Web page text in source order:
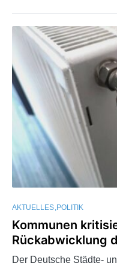
AKTUELLES POLITIK
Kommunen
Rückabwicklung
Der Deutsche Städte-